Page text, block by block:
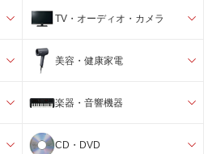
TV・オーディオ・カメラ
美容・健康家電
楽器・音響機器
CD・DVD